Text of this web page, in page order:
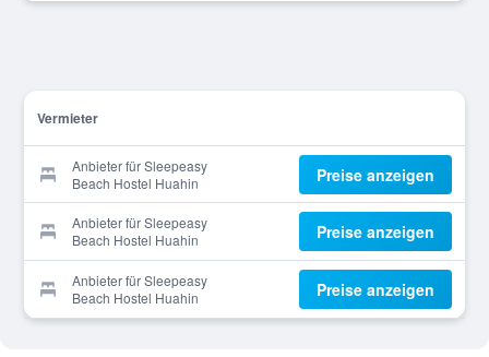
Vermieter
Anbieter für Sleepeasy
Beach Hostel Huahin
Preise anzeigen
Anbieter für Sleepeasy
Beach Hostel Huahin
Preise anzeigen
Anbieter für Sleepeasy
Beach Hostel Huahin
Preise anzeigen